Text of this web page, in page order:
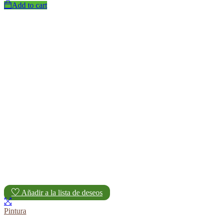
Add to cart
Añadir a la lista de deseos
Pintura